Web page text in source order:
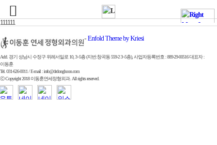
111111
Add. 경기 성남시 수정구 위례서일로 10, 3~5층 (지번:창곡동 559-2 3~5층), 사업자등록번호 : 889-29-00516 대표자 :
이동훈
Tel. 031-626-0011 / E-mail : info@drdonghoon.com
ⓒ Copyright 2018 이동훈연세정형외과. All rights reserved.
-Enfold Theme by Kriesi